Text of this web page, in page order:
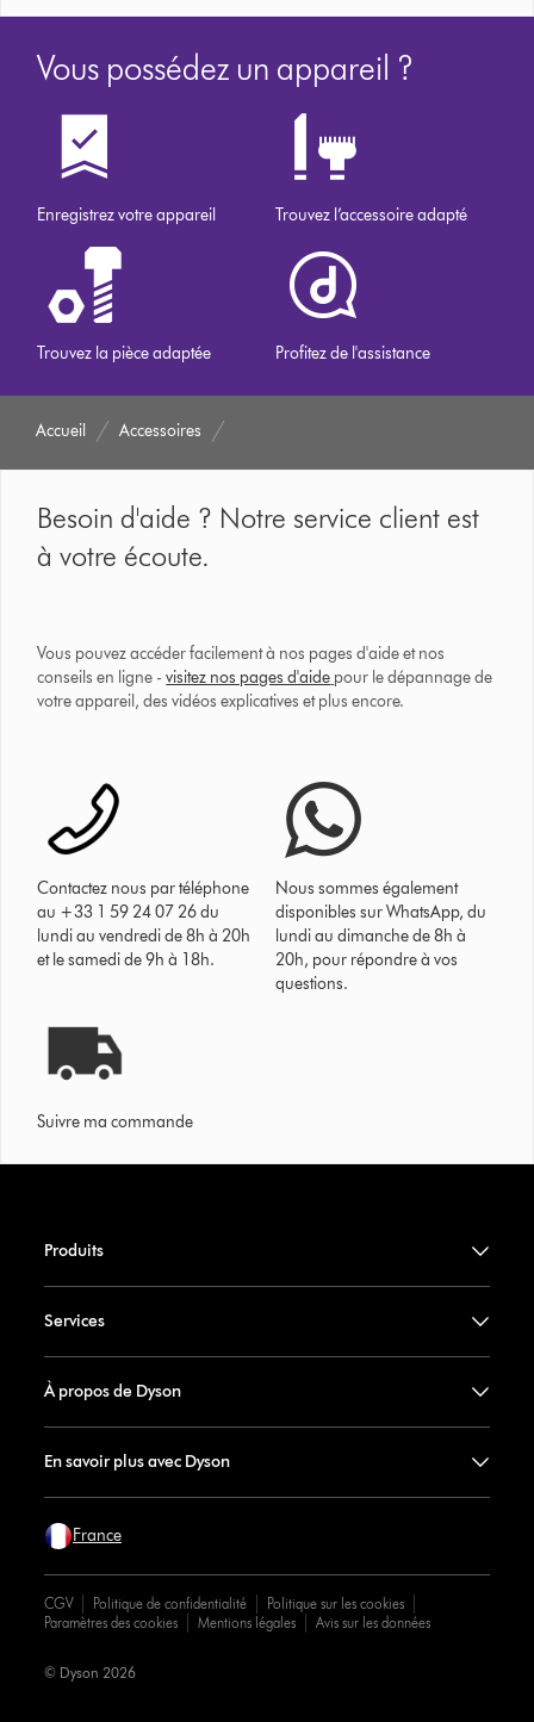
Vous possédez un appareil ?
Enregistrez votre appareil Trouvez l’accessoire adapté
Trouvez la pièce adaptée Profitez de l'assistance
Accueil Accessoires
Besoin d'aide ? Notre service client est
à votre écoute.
Vous pouvez accéder facilement à nos pages d'aide et nos
conseils en ligne -visitez nos pages d'aide pour le dépannage de
votre appareil, des vidéos explicatives et plus encore.
Contactez nous par téléphone
au +33 1 59 24 07 26 du
lundi au vendredi de 8h à 20h
et le samedi de 9h à 18h.
Nous sommes également
disponibles sur WhatsApp, du
lundi au dimanche de 8h à
20h, pour répondre à vos
questions.
Suivre ma commande
Produits
Services
À propos de Dyson
En savoir plus avec Dyson
France
CGV Politique de confidentialité
Politique sur les cookies
Paramètres des cookies
Mentions légales Avis sur les données
© Dyson 2026